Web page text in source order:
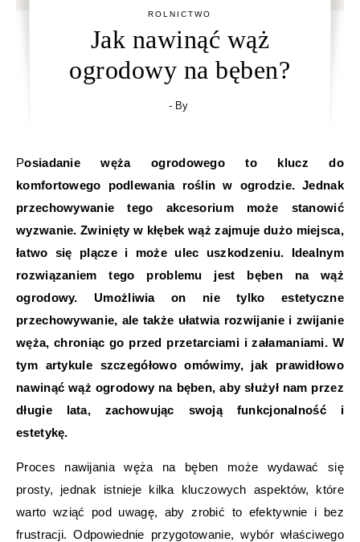
ROLNICTWO
Jak nawinąć wąż
ogrodowy na bęben?
- By
Posiadanie węża ogrodowego to klucz do
komfortowego podlewania roślin w ogrodzie. Jednak
przechowywanie tego akcesorium może stanowić
wyzwanie. Zwinięty w kłębek wąż zajmuje dużo miejsca,
łatwo się plącze i może ulec uszkodzeniu. Idealnym
rozwiązaniem tego problemu jest bęben na wąż
ogrodowy. Umożliwia on nie tylko estetyczne
przechowywanie, ale także ułatwia rozwijanie i zwijanie
węża, chroniąc go przed przetarciami i załamaniami. W
tym artykule szczegółowo omówimy, jak prawidłowo
nawinąć wąż ogrodowy na bęben, aby służył nam przez
długie lata, zachowując swoją funkcjonalność i
estetykę.
Proces nawijania węża na bęben może wydawać się
prosty, jednak istnieje kilka kluczowych aspektów, które
warto wziąć pod uwagę, aby zrobić to efektywnie i bez
frustracji. Odpowiednie przygotowanie, wybór właściwego